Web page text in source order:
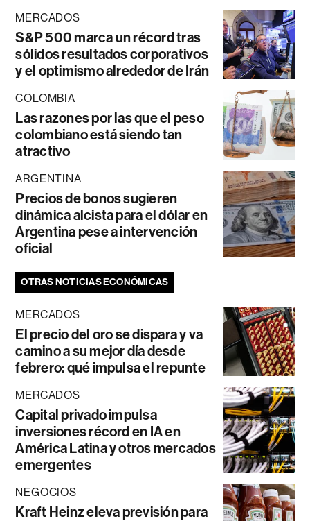
MERCADOS
S&P 500 marca un récord tras
sólidos resultados corporativos
y el optimismo alrededor de Irán
COLOMBIA
Las razones por las que el peso
colombiano está siendo tan
atractivo
ARGENTINA
Precios de bonos sugieren
dinámica alcista para el dólar en
Argentina pese a intervención
oficial
OTRAS NOTICIAS ECONÓMICAS
MERCADOS
El precio del oro se dispara y va
camino a su mejor día desde
febrero: qué impulsa el repunte
MERCADOS
Capital privado impulsa
inversiones récord en IA en
América Latina y otros mercados
emergentes
NEGOCIOS
Kraft Heinz eleva previsión para